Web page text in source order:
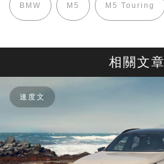
BMW M5 M5 Touring
相關文章
速度文